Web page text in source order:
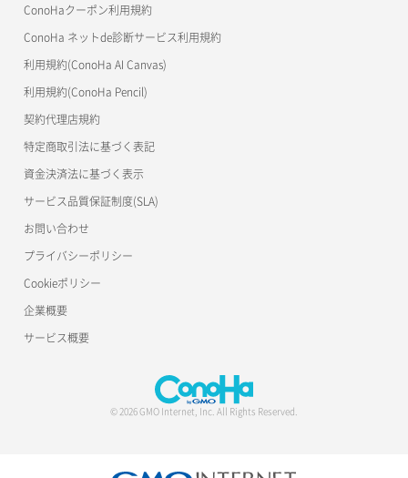
サーバー一覧取得
サーバー作成
サーバー再構築（OS再インストール）
サーバー利用状況グラフ（ディスクIO）
サーバー削除
ネットワーク削除（ローカルネットワーク用）
ネットワーク詳細取得
ポート一覧取得
ポート作成（ローカルネットワーク用）
ポート作成（追加IP用）
ポート削除
ポート詳細取得
リスナー作成
リスナー削除
リスナー更新
リスナー詳細取得
ロードバランサー一覧取得
ロードバランサー削除
ロードバランサー更新
ロードバランサー詳細取得
ロードバランサー追加
ラージオブジェクトアップロード(DLO)
一時的Web公開
Terraform
s3cmd
公開API(ConoHa VPS Ver.2.0)
ConoHaクーポン利用規約
ConoHa ネットde診断サービス利用規約
利用規約(ConoHa AI Canvas)
利用規約(ConoHa Pencil)
契約代理店規約
特定商取引法に基づく表記
資金決済法に基づく表示
サービス品質保証制度(SLA)
お問い合わせ
プライバシーポリシー
Cookieポリシー
企業概要
サービス概要
© 2026 GMO Internet, Inc. All Rights Reserved.